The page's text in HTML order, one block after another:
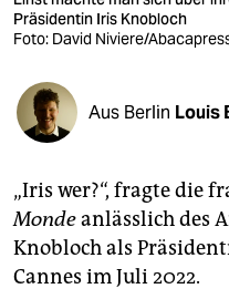
veranstaltungen
fragen & hilfe
abo
genossenschaft
epaper login
Präsidentin Iris Knobloch
Foto: David Niviere/
Aus Berlin Louis
„Iris wer?“, fragte die
Mondeanlässlich des
Knobloch als
Cannes im Juli 2022.